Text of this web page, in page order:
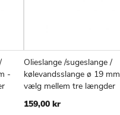
SAMMENLIGN
-
Læg i kurv
TIL
Olieslange /sugeslange /
kølevandsslange ø 19
vælg mellem tre længder
159,00 kr